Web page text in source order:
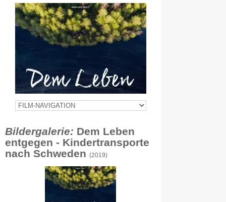
Bildergalerie: Dem Leben
entgegen - Kindertransporte
nach Schweden (2019)